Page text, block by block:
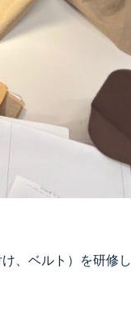
、ベルト）を研修し